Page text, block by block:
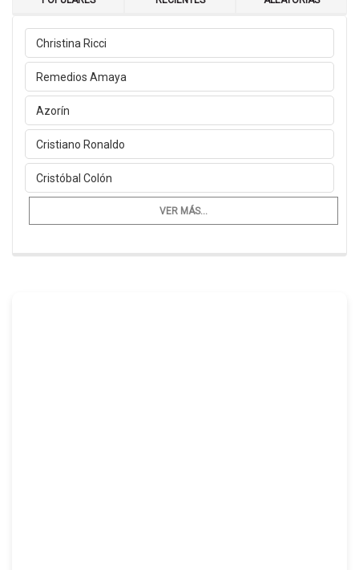
Christina Ricci
Remedios Amaya
Azorín
Cristiano Ronaldo
Cristóbal Colón
VER MÁS...